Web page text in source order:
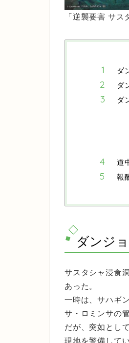
「逆襲要害 サ
ダ
ダ
ダ
道
報
ダンジ
サスタシャ浸食
あった。
一時は、サハギ
サ・ロミンサの
だが、突如とし
現地を警備して